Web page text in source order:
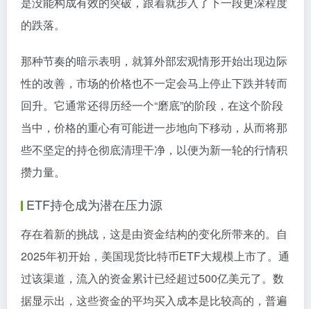
的跌落。
那种节奏的暗示表明，就算外部宏观情形开始出现边际
性的改善，市场的价格也不一定会马上停止下跌并转而
回升。它通常还得历经一个“磨底”的阶段，在这个阶段
当中，价格的重心有可能进一步地向下移动，从而将那
些不坚定的持仓彻底清理干净，以便为新一轮的行情积
攒力量。
ETF持仓成为潜在压力源
存在着新的挑战，这是由资金结构的变化所带来的。自
2025年初开始，美国现货比特币ETF大规模上市了。通
过该渠道，流入的资金累计已经超过500亿美元了。数
据显示出，这些资金的平均买入成本是比较高的，普遍